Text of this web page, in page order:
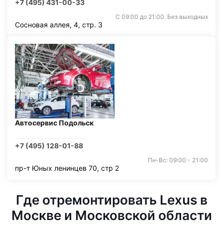
+7 (495) 431-00-33
С 09:00 до 21:00. Без выходных
Сосновая аллея, 4, стр. 3
Автосервис Подольск
+7 (495) 128-01-88
Пн-Вс: 09:00 - 21:00
пр-т Юных ленинцев 70, стр 2
Где отремонтировать Lexus в
Москве и Московской области